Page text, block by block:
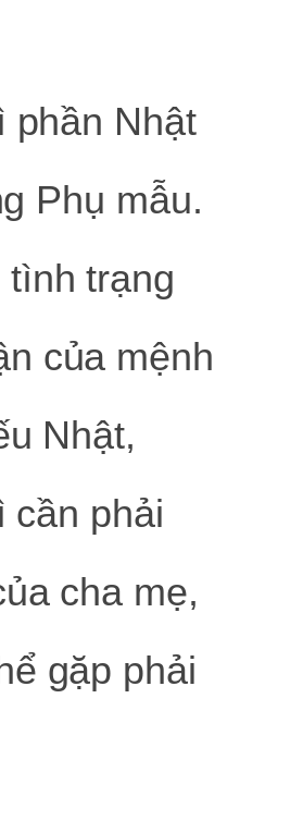
phần Nhật
Phụ mẫu.
trạng
của mệnh
Nhật,
cần phải
cha mẹ,
gặp phải